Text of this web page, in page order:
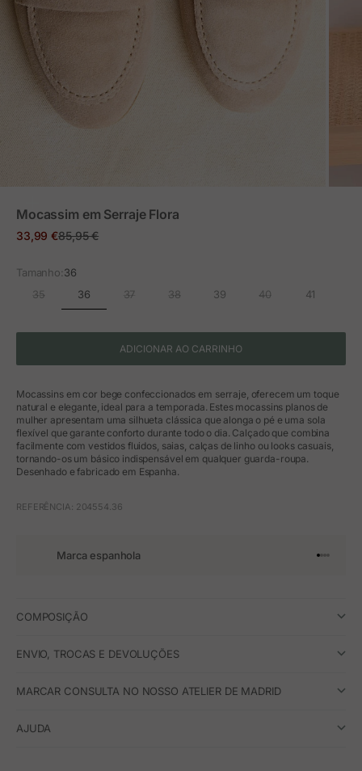
Mocassim em Serraje Flora
Preço em promoção
33,99 €Preço normal
85,95 €
Tamanho:36
35
36 37 38 39 40 41
ADICIONAR AO CARRINHO
Mocassins em cor bege confeccionados em serraje, oferecem um toque
natural e elegante, ideal para a temporada. Estes mocassins planos de
mulher apresentam uma silhueta clássica que alonga o pé e uma sola
flexível que garante conforto durante todo o dia. Calçado que combina
facilmente com vestidos fluidos, saias, calças de linho ou looks casuais,
tornando-os um básico indispensável em qualquer guarda-roupa.
Desenhado e fabricado em Espanha.
REFERÊNCIA: 204554.36
Marca espanhola Ir para o
Ir para
Ir para
Ir para
COMPOSIÇÃO
ENVIO, TROCAS E DEVOLUÇÕES
MARCAR CONSULTA NO NOSSO ATELIER DE MADRID
AJUDA